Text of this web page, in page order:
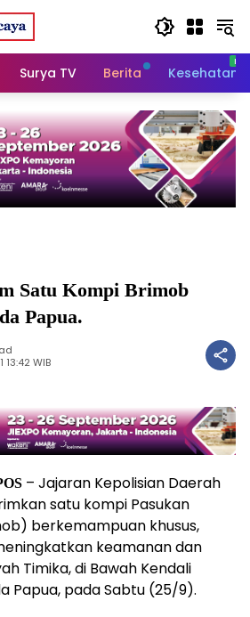
Surya TV Berita Kesehatan
Satu Kompi Brimob
Papua.
WIB
– Jajaran Kepolisian Daerah
satu kompi Pasukan
berkemampuan khusus,
keamanan dan
Timika, di Bawah Kendali
Papua, pada Sabtu (25/9).